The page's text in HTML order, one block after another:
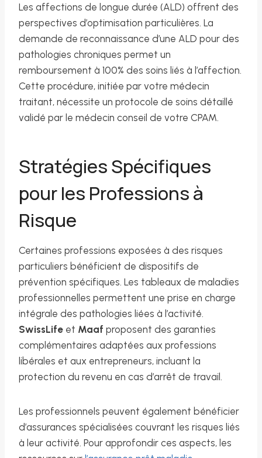
Les affections de longue durée (ALD) offrent des
perspectives d’optimisation particulières. La
demande de reconnaissance d’une ALD pour des
pathologies chroniques permet un
remboursement à 100% des soins liés à l’affection.
Cette procédure, initiée par votre médecin
traitant, nécessite un protocole de soins détaillé
validé par le médecin conseil de votre CPAM.
Stratégies Spécifiques
pour les Professions à
Risque
Certaines professions exposées à des risques
particuliers bénéficient de dispositifs de
prévention spécifiques. Les tableaux de maladies
professionnelles permettent une prise en charge
intégrale des pathologies liées à l’activité.
SwissLife et Maaf proposent des garanties
complémentaires adaptées aux professions
libérales et aux entrepreneurs, incluant la
protection du revenu en cas d’arrêt de travail.
Les professionnels peuvent également bénéficier
d’assurances spécialisées couvrant les risques liés
à leur activité. Pour approfondir ces aspects, les